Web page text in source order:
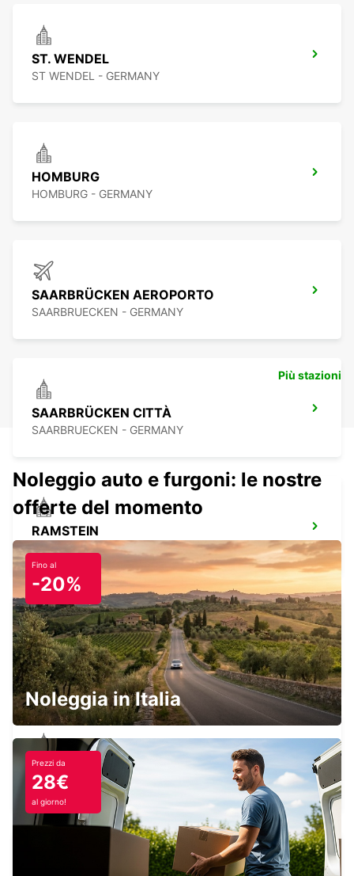
ST. WENDEL
ST WENDEL - GERMANY
HOMBURG
HOMBURG - GERMANY
SAARBRÜCKEN AEROPORTO
SAARBRUECKEN - GERMANY
SAARBRÜCKEN CITTÀ
SAARBRUECKEN - GERMANY
RAMSTEIN
RAMSTEIN - GERMANY
IDAR OBERSTEIN
IDAR OBERSTEIN - GERMANY
KAISERSLAUTERN
KAISERSLAUTERN - GERMANY
Più stazioni
Noleggio auto e furgoni: le nostre
offerte del momento
Fino al
-20%
Noleggia in Italia
Prezzi da
28€
al giorno!